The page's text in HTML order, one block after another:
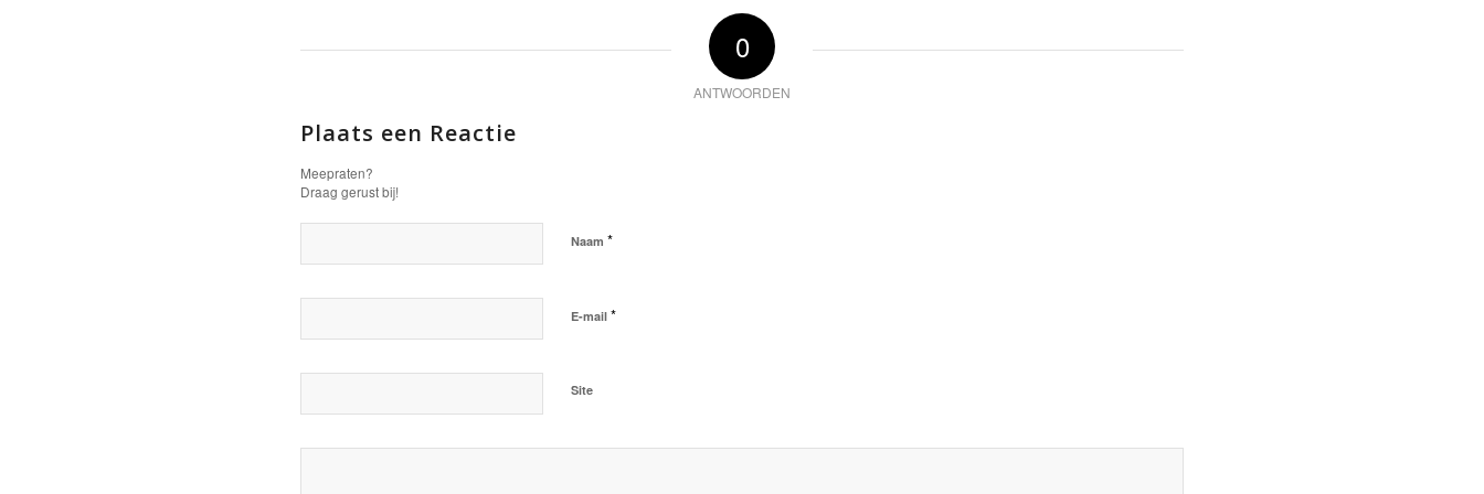
0
ANTWOORDEN
Plaats een Reactie
Meepraten?
Draag gerust bij!
Naam *
E-mail *
Site